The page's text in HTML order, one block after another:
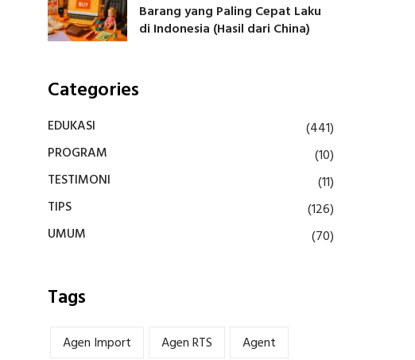
Barang yang Paling Cepat Laku
di Indonesia (Hasil dari China)
Categories
EDUKASI
(441)
PROGRAM
(10)
TESTIMONI
(11)
TIPS
(126)
UMUM
(70)
Tags
Agen Import Agen RTS
Agent